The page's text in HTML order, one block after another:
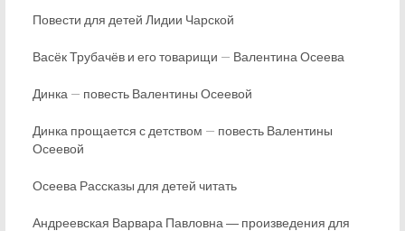
Повести для детей Лидии Чарской
Васёк Трубачёв и его товарищи — Валентина Осеева
Динка — повесть Валентины Осеевой
Динка прощается с детством — повесть Валентины
Осеевой
Осеева Рассказы для детей читать
Андреевская Варвара Павловна ― произведения для